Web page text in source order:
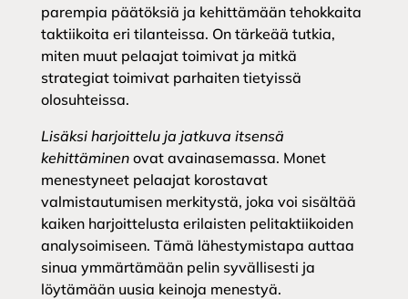
parempia päätöksiä ja kehittämään tehokkaita
taktiikoita eri tilanteissa. On tärkeää tutkia,
miten muut pelaajat toimivat ja mitkä
strategiat toimivat parhaiten tietyissä
olosuhteissa.
Lisäksi harjoittelu ja jatkuva itsensä
kehittäminenovat avainasemassa. Monet
menestyneet pelaajat korostavat
valmistautumisen merkitystä, joka voi sisältää
kaiken harjoittelusta erilaisten pelitaktiikoiden
analysoimiseen. Tämä lähestymistapa auttaa
sinua ymmärtämään pelin syvällisesti ja
löytämään uusia keinoja menestyä.